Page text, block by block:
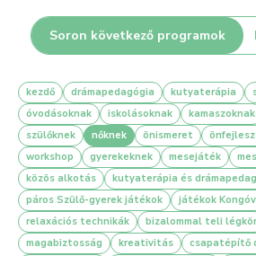
Soron következő programok
kezdő drámapedagógia kutyaterápia
óvodásoknak
iskolásoknak kamaszoknak
szülőknek
nőknek önismeret
workshop
gyerekeknek mesejáték
közös alkotás
kutyaterápia és
páros Szülő-gyerek játékok
játékok
relaxációs technikák
bizalommal teli légkör
magabiztosság
kreativitás
csapatépítő